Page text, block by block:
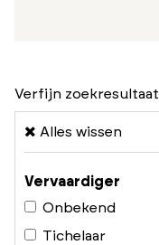
Verfijn zoekresultaat
Alles wissen
Vervaardiger
Onbekend
Tichelaar